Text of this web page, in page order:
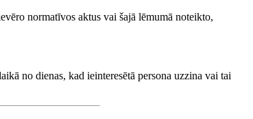
normatīvos aktus vai šajā lēmumā noteikto,
no dienas, kad ieinteresētā persona uzzina vai tai